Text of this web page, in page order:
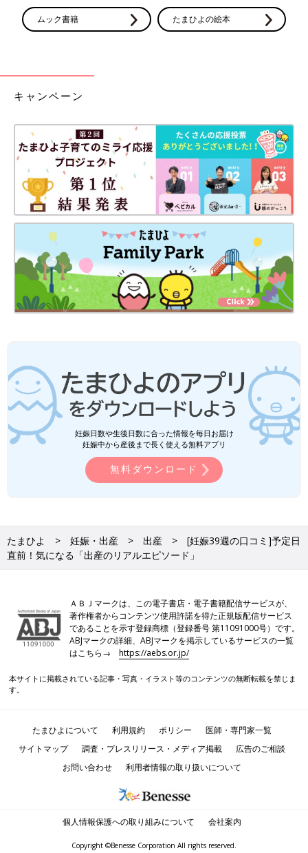
ムック書籍 たまひよの絵本
キャンペーン
妊娠日数や生後日数に合った情報を毎日お届け
妊娠中から産後まで長く使える無料アプリ
無料ダウンロード
たまひよ 妊娠・出産 出産
[妊娠39週の口コミ]予定日
直前！気になる「出産のリアルエピソード」
ＡＢＪマークは、この電子書店・電子書籍配信サービスが、
著作権者からコンテンツ使用許諾を得た正規版配信サービス
であることを示す登録商標（登録番号 第11091000号）です。
ABJマークの詳細、ABJマークを掲示しているサービスの一覧
はこちら→https://aebs.or.jp/
本サイトに掲載されている記事・写真・イラスト等のコンテンツの無断転載を禁じま
す。
たまひよについて 利用規約 ポリシー
医師・専門家一覧
サイトマップ
調査・プレスリリース・メディア掲載
広告のご相談
お問い合わせ
利用者情報の取り扱いについて
個人情報保護への取り組みについて 会社案内
Copyright ©Benesse Corporation All rights reserved.